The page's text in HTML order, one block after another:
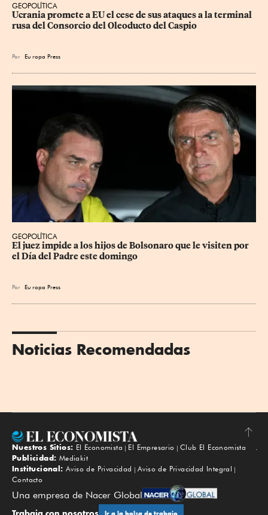
GEOPOLÍTICA
Ucrania promete a EU el cese de sus ataques a la terminal
rusa del Consorcio del Oleoducto del Caspio
Por Eu ropa Press
GEOPOLÍTICA
El juez impide a los hijos de Bolsonaro que le visiten por
el Día del Padre este domingo
Por Eu ropa Press
Noticias Recomendadas
Subir
Nuestros Sitios: El Economista El Empresario
Club El Economista
Publicidad: Mediakit
Institucional: Aviso de Privacidad
Aviso de Privacidad Integral
Contacto
Una empresa de Nacer Global
Trabaja con nosotros Ir a la bolsa de trabajo